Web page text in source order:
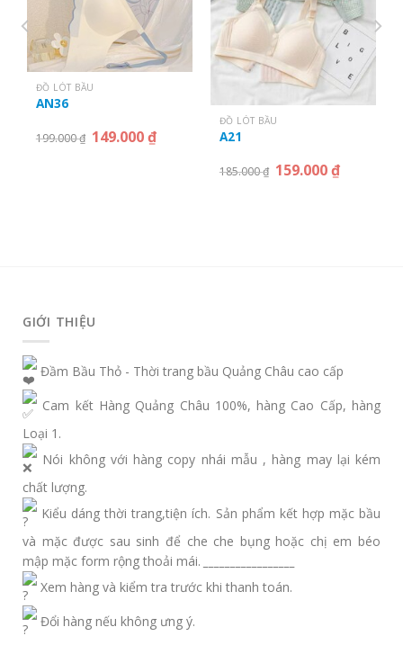
ĐỒ LÓT BẦU
AN36
199.000₫ 149.000₫
ĐỒ LÓT BẦU
A21
185.000₫ 159.000₫
GIỚI THIỆU
Đầm Bầu Thỏ - Thời trang bầu Quảng Châu cao cấp
Cam kết Hàng Quảng Châu 100%, hàng Cao Cấp, hàng
Loại 1.
Nói không với hàng copy nhái mẫu , hàng may lại kém
chất lượng.
Kiểu dáng thời trang,tiện ích. Sản phẩm kết hợp mặc bầu
và mặc được sau sinh để che che bụng hoặc chị em béo
mập mặc form rộng thoải mái.
Xem hàng và kiểm tra trước khi thanh toán.
Đổi hàng nếu không ưng ý.